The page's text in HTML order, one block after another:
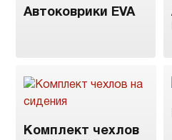
Автоковрики EVA
Комплект чехлов